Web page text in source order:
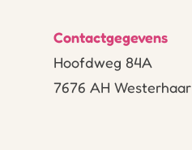
Contactgegevens
Hoofdweg 84A
7676 AH Westerhaar